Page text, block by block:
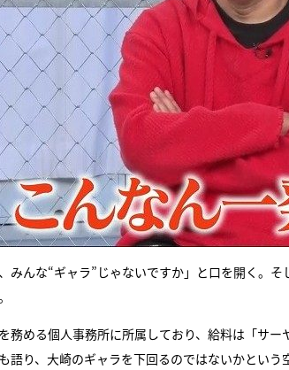
みんな“ギャラ”じゃないですか」と口を開く。
務める個人事務所に所属しており、給料は「サ
語り、大崎のギャラを下回るのではないかという